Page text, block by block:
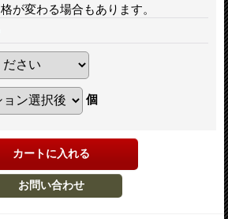
が変わる場合もあります。
個